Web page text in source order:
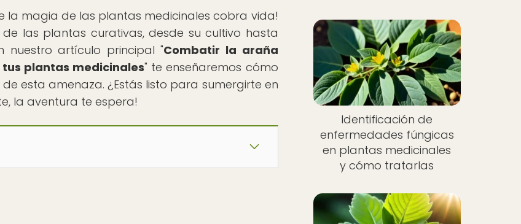
la magia de las plantas medicinales cobra vida!
las plantas curativas, desde su cultivo hasta
nuestro artículo principal "Combatir la araña
plantas medicinales" te enseñaremos cómo
esta amenaza. ¿Estás listo para sumergirte en
la aventura te espera!
Identificación de
enfermedades fúngicas
en plantas medicinales
y cómo tratarlas